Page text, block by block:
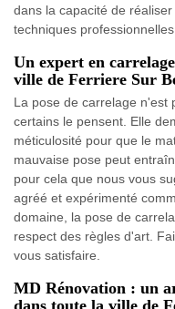
dans la capacité de
techniques
Un expert en
ville de Ferriere Sur
La pose de carrelage n'est
certains le pensent. Elle
méticulosité pour que le
mauvaise pose peut
pour cela que nous vous
agréé et expérimenté
domaine, la pose de
respect des règles d'art.
vous satisfaire.
MD Rénovation : un